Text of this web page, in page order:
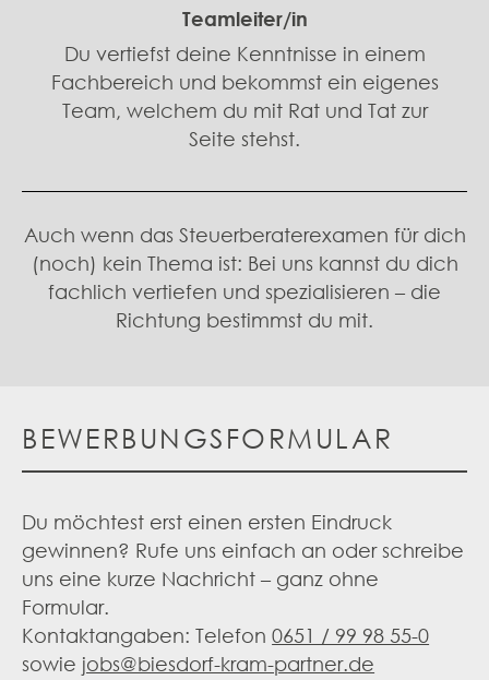
Teamleiter/in
Du vertiefst deine Kenntnisse in einem
Fachbereich und bekommst ein eigenes
Team, welchem du mit Rat und Tat zur
Seite stehst.
Auch wenn das Steuerberaterexamen für dich
(noch) kein Thema ist: Bei uns kannst du dich
fachlich vertiefen und spezialisieren – die
Richtung bestimmst du mit.
BEWERBUNGSFORMULAR
Du möchtest erst einen ersten Eindruck
gewinnen? Rufe uns einfach an oder schreibe
uns eine kurze Nachricht – ganz ohne
Formular.
Kontaktangaben: Telefon0651 / 99 98 55-0
sowie jobs@biesdorf-kram-partner.de